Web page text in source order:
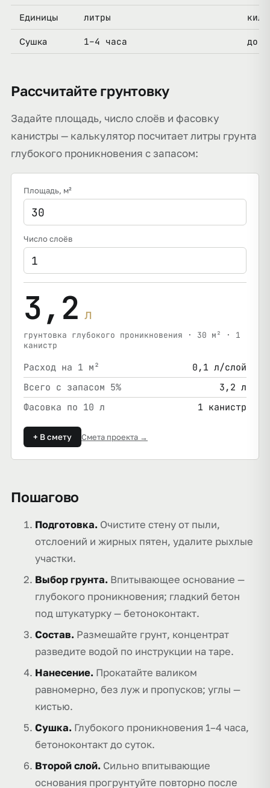
Единицы литры
Сушка 1–4 часа до
Рассчитайте грунтовку
Задайте площадь, число слоёв и фасовку
канистры — калькулятор посчитает литры грунта
глубокого проникновения с запасом:
Площадь, м²
Число слоёв
3,2 л
грунтовка глубокого проникновения · 30 м² · 1
канистр
Расход на 1 м²
0,1 л/слой
Всего с запасом 5%
3,2 л
Фасовка по 10 л
1 канистр
+ В смету Смета проекта →
Пошагово
Подготовка. Очистите стену от пыли,
отслоений и жирных пятен, удалите рыхлые
участки.
Выбор грунта. Впитывающее основание —
глубокого проникновения; гладкий бетон
под штукатурку — бетоноконтакт.
Состав. Размешайте грунт, концентрат
разведите водой по инструкции на таре.
Нанесение. Прокатайте валиком
равномерно, без луж и пропусков; углы —
кистью.
Сушка. Глубокого проникновения 1–4 часа,
бетоноконтакт до суток.
Второй слой. Сильно впитывающие
основания прогрунтуйте повторно после